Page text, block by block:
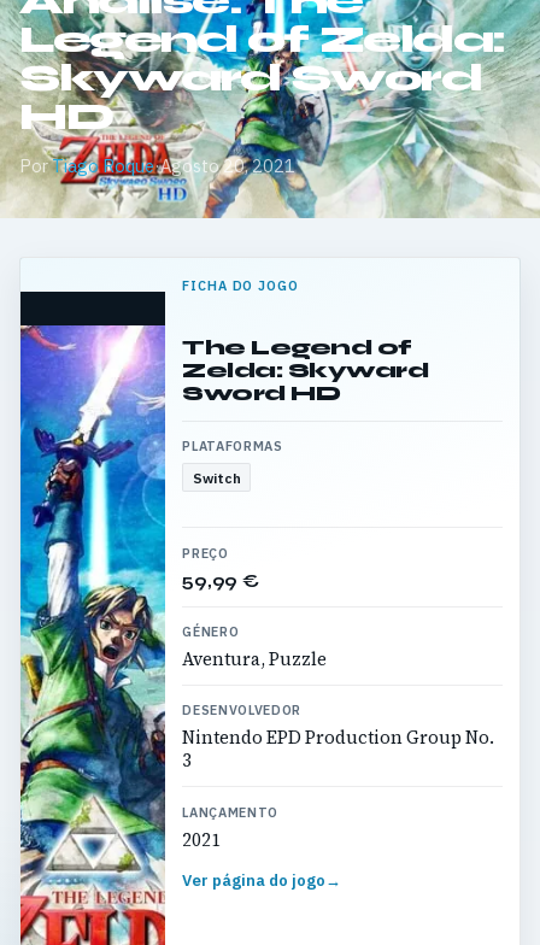
Legend of Zelda:
Skyward Sword
HD
PorTiago Roque·Agosto 20, 2021
FICHA DO JOGO
The Legend of
Zelda: Skyward
Sword HD
PLATAFORMAS
Switch
PREÇO
59,99 €
GÉNERO
Aventura, Puzzle
DESENVOLVEDOR
Nintendo EPD Production Group No.
3
LANÇAMENTO
2021
Ver página do jogo→